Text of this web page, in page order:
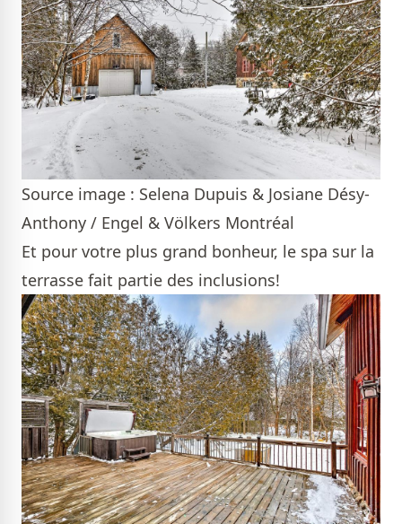
Source image : Selena Dupuis & Josiane Désy-
Anthony / Engel & Völkers Montréal
Et pour votre plus grand bonheur, le spa sur la
terrasse fait partie des inclusions!